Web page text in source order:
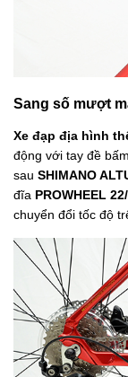
Sang số mượt
Xe đạp địa hình
động với tay đề bấm
sau SHIMANO
đĩa PROWHEEL
chuyển đổi tốc độ